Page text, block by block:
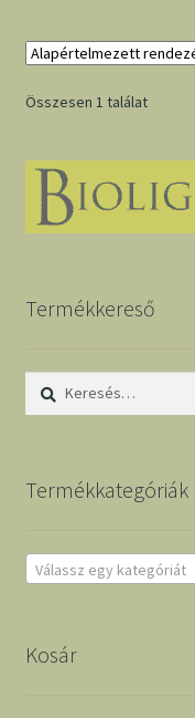
Összesen 1 találat
Termékkereső
Keresés:
Termékkategóriák
Válassz egy kategóriát
Kosár